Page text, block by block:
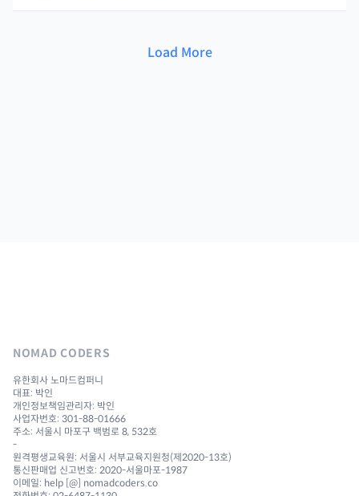
Load More
NOMAD CODERS
유한회사 노마드컴퍼니
대표: 박인
개인정보책임관리자: 박인
사업자번호: 301-88-01666
주소: 서울시 마포구 백범로 8, 532호
-
원격평생교육원: 서울시 서부교육지원청(제2020-13호)
통신판매업 신고번호: 2020-서울마포-1987
이메일: help [@] nomadcoders.co